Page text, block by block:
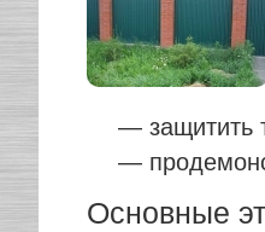
— защитить
—
Основные